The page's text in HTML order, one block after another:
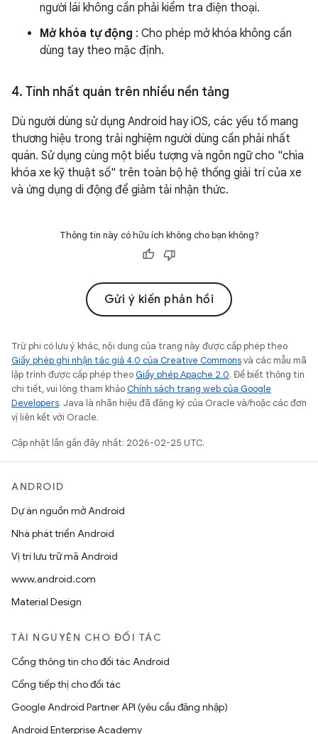
người lái không cần phải kiểm tra điện thoại.
Mở khóa tự động : Cho phép mở khóa không cần
dùng tay theo mặc định.
4. Tính nhất quán trên nhiều nền tảng
Dù người dùng sử dụng Android hay iOS, các yếu tố mang
thương hiệu trong trải nghiệm người dùng cần phải nhất
quán. Sử dụng cùng một biểu tượng và ngôn ngữ cho "chìa
khóa xe kỹ thuật số" trên toàn bộ hệ thống giải trí của xe
và ứng dụng di động để giảm tải nhận thức.
Thông tin này có hữu ích không cho bạn không?
Gửi ý kiến phản hồi
Trừ phi có lưu ý khác, nội dung của trang này được cấp phép theo
Giấy phép ghi nhận tác giả 4.0 của Creative Commonsvà các mẫu mã
lập trình được cấp phép theoGiấy phép Apache 2.0. Để biết thông tin
chi tiết, vui lòng tham khảoChính sách trang web của Google
Developers. Java là nhãn hiệu đã đăng ký của Oracle và/hoặc các đơn
vị liên kết với Oracle.
Cập nhật lần gần đây nhất: 2026-02-25 UTC.
ANDROID
Dự án nguồn mở Android
Nhà phát triển Android
Vị trí lưu trữ mã Android
www.android.com
Material Design
TÀI NGUYÊN CHO ĐỐI TÁC
Cổng thông tin cho đối tác Android
Cổng tiếp thị cho đối tác
Google Android Partner API (yêu cầu đăng nhập)
Android Enterprise Academy